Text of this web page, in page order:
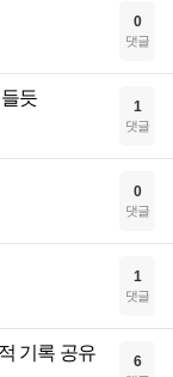
0
댓글
듯 1
댓글
0
댓글
1
댓글
기록 공유 6